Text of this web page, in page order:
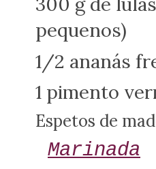
pequenos)
1/2 ananás
1 pimento
Espetos de
Marinada